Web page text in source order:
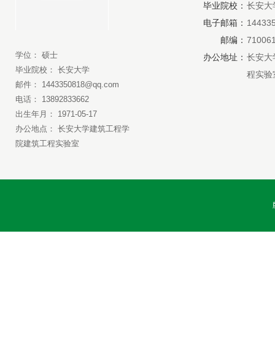
学位： 硕士
毕业院校： 长安大学
邮件： 1443350818@qq.com
电话： 13892833662
出生年月： 1971-05-17
办公地点： 长安大学建筑工程学
院建筑工程实验室
毕业院校： 长安大
电子邮箱：
邮编：
办公地址： 长安大
程实验